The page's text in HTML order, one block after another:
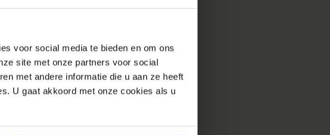
voor social media te bieden en om ons
site met onze partners voor social
met andere informatie die u aan ze heeft
U gaat akkoord met onze cookies als u
partijen zich
Tot nu toe
aan de
In de praktijk gaat
zat ingebouwd
oorspronkelijk
webbezoekers.
bieden of